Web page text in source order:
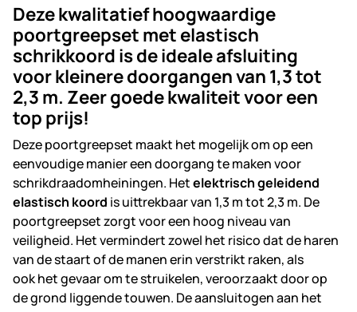
Deze kwalitatief hoogwaardige
poortgreepset met elastisch
schrikkoord is de ideale afsluiting
voor kleinere doorgangen van 1,3 tot
2,3 m. Zeer goede kwaliteit voor een
top prijs!
Deze poortgreepset maakt het mogelijk om op een
eenvoudige manier een doorgang te maken voor
schrikdraadomheiningen. Hetelektrisch geleidend
elastisch koord is uittrekbaar van 1,3 m tot 2,3 m. De
poortgreepset zorgt voor een hoog niveau van
veiligheid. Het vermindert zowel het risico dat de haren
van de staart of de manen erin verstrikt raken, als
ook het gevaar om te struikelen, veroorzaakt door op
de grond liggende touwen. De aansluitogen aan het